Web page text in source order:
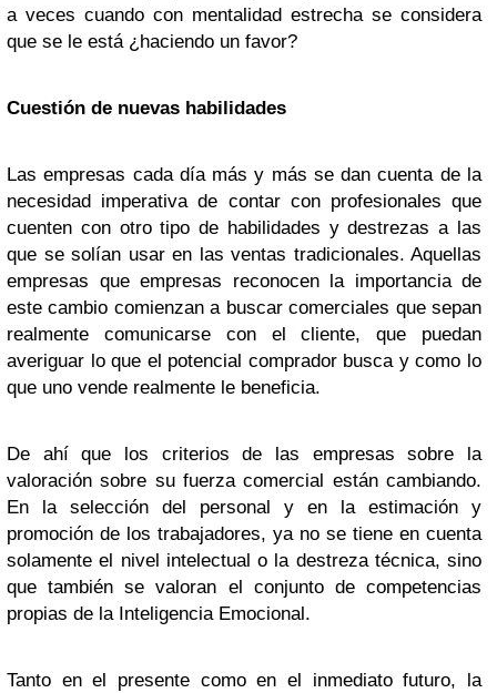
a veces cuando con mentalidad estrecha se considera
que se le está ¿haciendo un favor?
Cuestión de nuevas habilidades
Las empresas cada día más y más se dan cuenta de la
necesidad imperativa de contar con profesionales que
cuenten con otro tipo de habilidades y destrezas a las
que se solían usar en las ventas tradicionales. Aquellas
empresas que empresas reconocen la importancia de
este cambio comienzan a buscar comerciales que sepan
realmente comunicarse con el cliente, que puedan
averiguar lo que el potencial comprador busca y como lo
que uno vende realmente le beneficia.
De ahí que los criterios de las empresas sobre la
valoración sobre su fuerza comercial están cambiando.
En la selección del personal y en la estimación y
promoción de los trabajadores, ya no se tiene en cuenta
solamente el nivel intelectual o la destreza técnica, sino
que también se valoran el conjunto de competencias
propias de la Inteligencia Emocional.
Tanto en el presente como en el inmediato futuro, la